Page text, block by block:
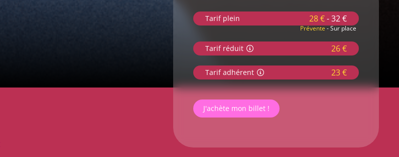
Tarif plein 28 €- 32 €
Prévente- Sur place
Tarif réduit 26 €
Tarif adhérent 23 €
J'achète mon billet !